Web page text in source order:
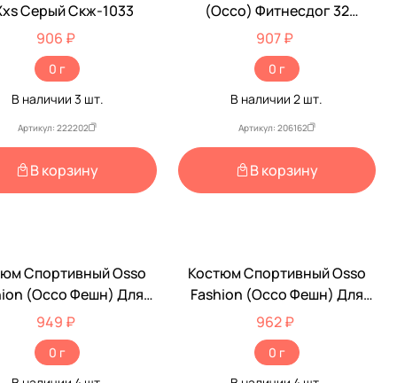
Серый Скж-1033
906 ₽
0 г
В наличии 3 шт.
Артикул: 222202
В корзину
(Оссо) Фитнесдог 32
Скф-1006
907 ₽
0 г
В наличии2 шт.
Артикул: 206162
В корзину
Спортивный Osso
(Оссо Фешн) Для
Мелких Пород Р 32
Графит Серый Скч
1014
949 ₽
0 г
Костюм Спортивный Osso
Fashion (Оссо Фешн) Для
Собак Р 30 Чемпион Графит
Серый Скч 1013
962 ₽
0 г